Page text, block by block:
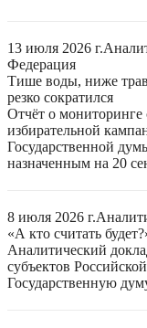
13 июля 2026 г.
Федерация
Тише воды, ниже
резко сократился
Отчёт о мониторинге
избирательной
Государственной
назначенным на 20
8 июля 2026 г.
«А кто считать
Аналитический
субъектов
Государственную